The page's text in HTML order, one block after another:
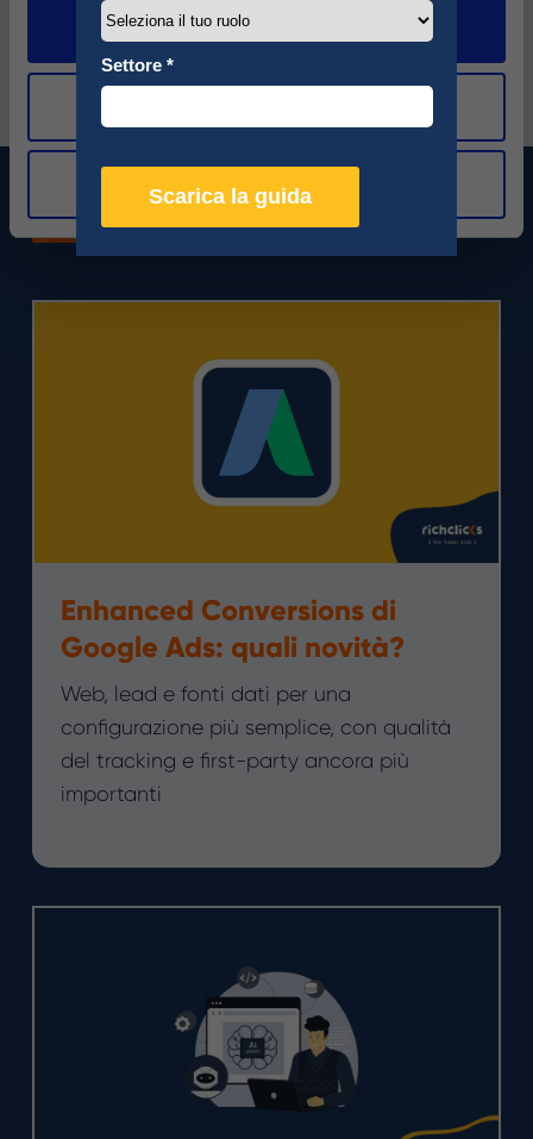
Allow all
Deny
Le ultime dal nostro magazine
Enhanced Conversions di
Google Ads: quali novità?
Web, lead e fonti dati per una
configurazione più semplice, con qualità
del tracking e first-party ancora più
importanti